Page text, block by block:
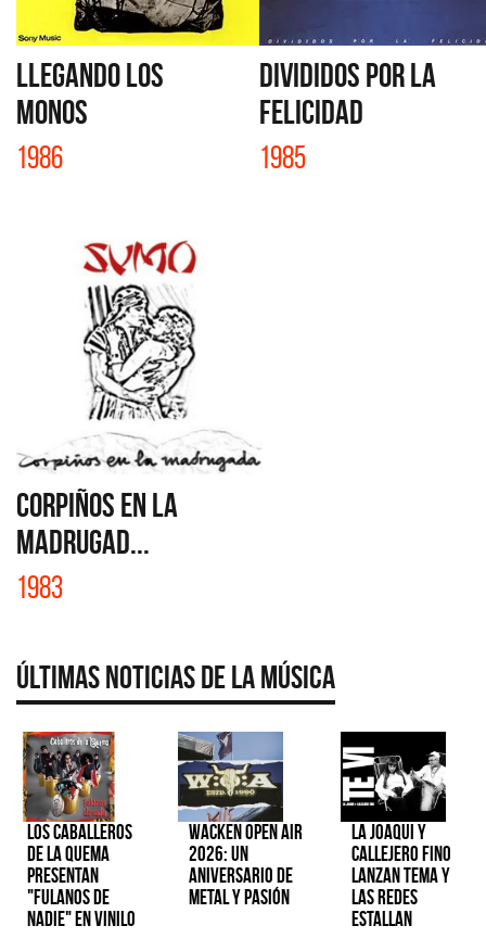
LLEGANDO LOS
MONOS
1986
DIVIDIDOS POR LA
FELICIDAD
1985
CORPIÑOS EN LA
MADRUGAD...
1983
Últimas Noticias de la Música
Los Caballeros
de la Quema
presentan
"Fulanos de
Nadie" en vinilo
Wacken Open Air
2026: Un
aniversario de
metal y pasión
La Joaqui y
Callejero Fino
lanzan tema y
las redes
estallan